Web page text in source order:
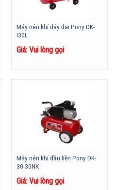
Máy nén khí dây đai Pony DK-
I30L
Giá: Vui lòng gọi
Máy nén khí đầu liền Pony DK-
30-30NK
Giá: Vui lòng gọi